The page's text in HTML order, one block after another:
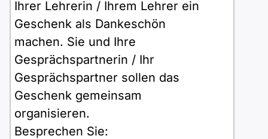
Goethe
ÖIF
ÖSD
Pflege (telc)
Ukrainisch
Russisch
Polnisch
A1 telc
A1 Goethe
A1 ÖIF
A2 DTZ
A2 telc
A2 Goethe
A2 ÖIF
B1 Allgemein
B1 DTZ
B1 Beruf
B1 telc
B2 Allgemein
B2 Beruf
B2 telc
Blog
Webinare
Mehr Tools
Ihrer Lehrerin / Ihrem Lehrer ein
Geschenk als Dankeschön
machen. Sie und Ihre
Gesprächspartnerin / Ihr
Gesprächspartner sollen das
Geschenk gemeinsam
organisieren.
Besprechen Sie: